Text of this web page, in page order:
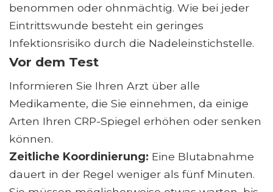
benommen oder ohnmächtig. Wie bei jeder
Eintrittswunde besteht ein geringes
Infektionsrisiko durch die Nadeleinstichstelle.
Vor dem Test
Informieren Sie Ihren Arzt über alle
Medikamente, die Sie einnehmen, da einige
Arten Ihren CRP-Spiegel erhöhen oder senken
können.
Zeitliche Koordinierung: Eine Blutabnahme
dauert in der Regel weniger als fünf Minuten.